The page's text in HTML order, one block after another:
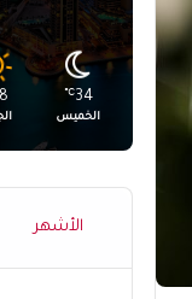
34
℃
الخميس
الأشهر